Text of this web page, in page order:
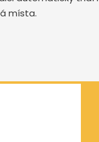
místa.